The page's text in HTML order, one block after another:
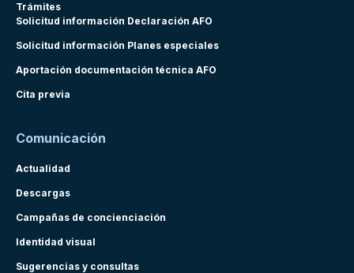
Trámites
Solicitud información Declaración AFO
Solicitud información Planes especiales
Aportación documentación técnica AFO
Cita previa
Comunicación
Actualidad
Descargas
Campañas de concienciación
Identidad visual
Sugerencias y consultas